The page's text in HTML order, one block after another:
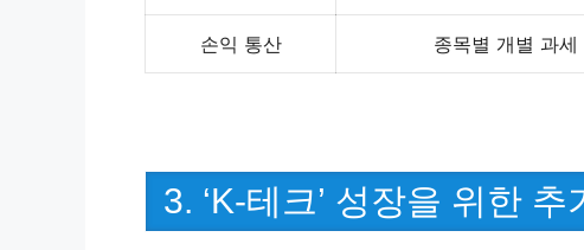
손익 통산 종목별 개별 과세
3. ‘K-테크’ 성장을 위한 추